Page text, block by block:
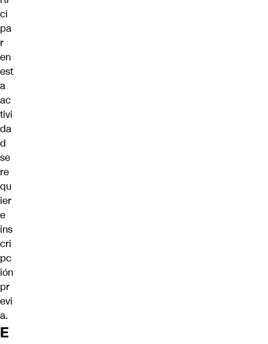
ci
pa
r
en
est
a
ac
tivi
da
d
se
re
qu
ier
e
ins
cri
pc
ión
pr
evi
a.
E